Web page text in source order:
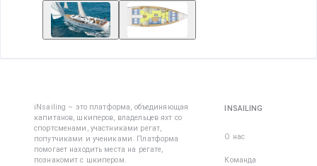
iNsailing – это платформа, объединяющая
капитанов, шкиперов, владельцев яхт со
спортсменами, участниками регат,
попутчиками и учениками. Платформа
помогает находить места на регате,
познакомит с шкипером.
INSAILING
О нас
Команда